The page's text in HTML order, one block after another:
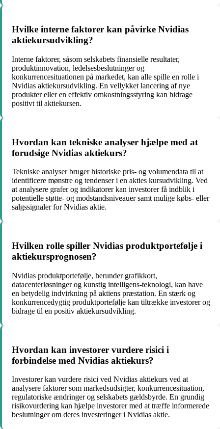
Hvilke interne faktorer kan påvirke Nvidias
aktiekursudvikling?
Interne faktorer, såsom selskabets finansielle resultater,
produktinnovation, ledelsesbeslutninger og
konkurrencesituationen på markedet, kan alle spille en rolle i
Nvidias aktiekursudvikling. En vellykket lancering af nye
produkter eller en effektiv omkostningsstyring kan bidrage
positivt til aktiekursen.
Hvordan kan tekniske analyser hjælpe med at
forudsige Nvidias aktiekurs?
Tekniske analyser bruger historiske pris- og volumendata til at
identificere mønstre og tendenser i en akties kursudvikling. Ved
at analysere grafer og indikatorer kan investorer få indblik i
potentielle støtte- og modstandsniveauer samt mulige købs- eller
salgssignaler for Nvidias aktie.
Hvilken rolle spiller Nvidias produktportefølje i
aktiekursprognosen?
Nvidias produktportefølje, herunder grafikkort,
datacenterløsninger og kunstig intelligens-teknologi, kan have
en betydelig indvirkning på aktiens præstation. En stærk og
konkurrencedygtig produktportefølje kan tiltrække investorer og
bidrage til en positiv aktiekursudvikling.
Hvordan kan investorer vurdere risici i
forbindelse med Nvidias aktiekurs?
Investorer kan vurdere risici ved Nvidias aktiekurs ved at
analysere faktorer som markedsudsigter, konkurrencesituation,
regulatoriske ændringer og selskabets gældsbyrde. En grundig
risikovurdering kan hjælpe investorer med at træffe informerede
beslutninger om deres investeringer i Nvidias aktie.